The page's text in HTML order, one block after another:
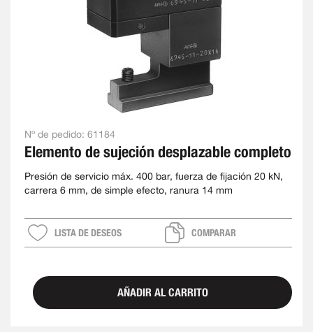
Nº de pedido: 61184
Elemento de sujeción desplazable completo
Presión de servicio máx. 400 bar, fuerza de fijación 20 kN,
carrera 6 mm, de simple efecto, ranura 14 mm
LISTA DE DESEOS COMPARAR
AÑADIR AL CARRITO